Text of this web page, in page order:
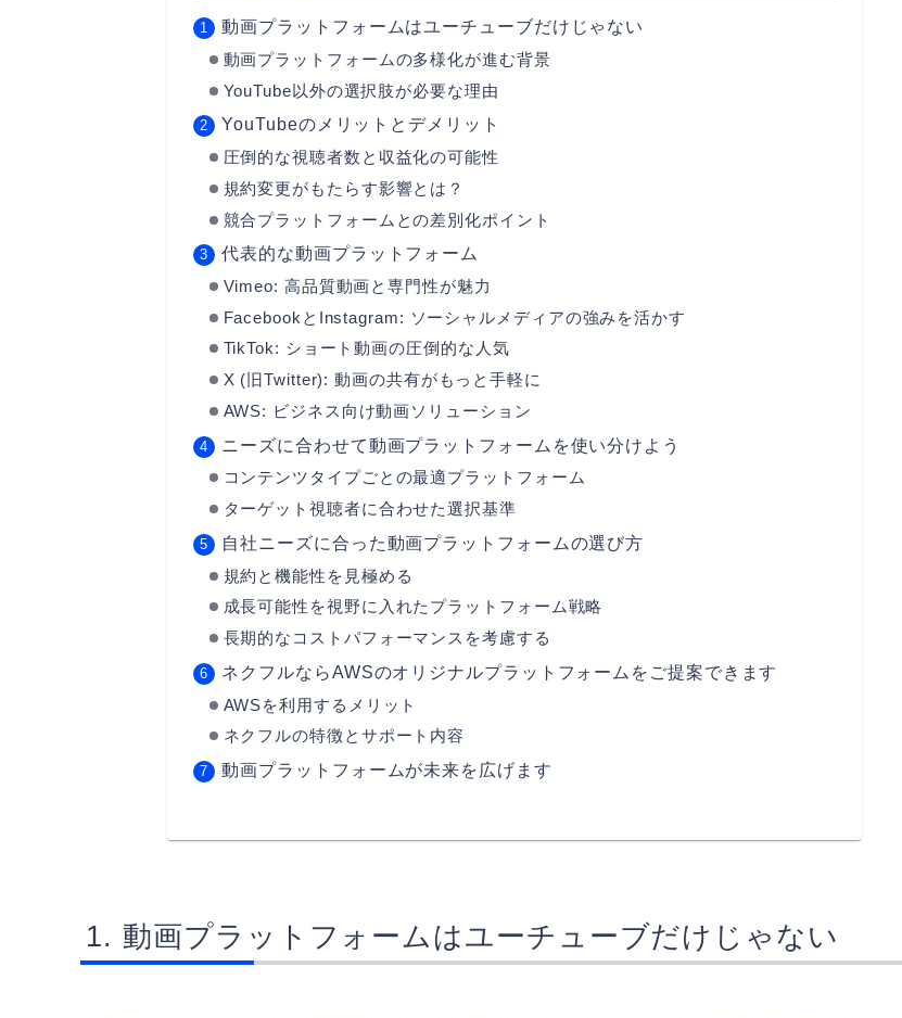
動画プラットフォームはユーチューブだけじゃない
動画プラットフォームの多様化が進む背景
YouTube以外の選択肢が必要な理由
YouTubeのメリットとデメリット
圧倒的な視聴者数と収益化の可能性
規約変更がもたらす影響とは？
競合プラットフォームとの差別化ポイント
代表的な動画プラットフォーム
Vimeo: 高品質動画と専門性が魅力
FacebookとInstagram: ソーシャルメディアの強みを活かす
TikTok: ショート動画の圧倒的な人気
X (旧Twitter): 動画の共有がもっと手軽に
AWS: ビジネス向け動画ソリューション
ニーズに合わせて動画プラットフォームを使い分けよう
コンテンツタイプごとの最適プラットフォーム
ターゲット視聴者に合わせた選択基準
自社ニーズに合った動画プラットフォームの選び方
規約と機能性を見極める
成長可能性を視野に入れたプラットフォーム戦略
長期的なコストパフォーマンスを考慮する
ネクフルならAWSのオリジナルプラットフォームをご提案できます
AWSを利用するメリット
ネクフルの特徴とサポート内容
動画プラットフォームが未来を広げます
動画プラットフォームはユーチューブだけじゃない